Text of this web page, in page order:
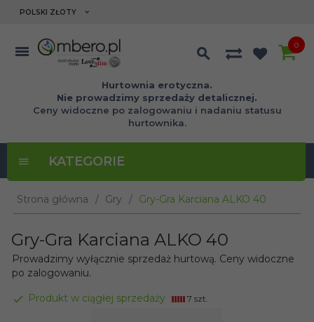
currency_h
POLSKI ZŁOTY
Hurtownia erotyczna.
Nie prowadzimy sprzedaży detalicznej.
Ceny widoczne po zalogowaniu i nadaniu statusu
hurtownika.
0
KATEGORIE
Strona główna Gry Gry-Gra Karciana ALKO 40
Gry-Gra Karciana ALKO 40
Prowadzimy wyłącznie sprzedaż hurtową. Ceny widoczne
po zalogowaniu.
Produkt w ciągłej sprzedaży 7 szt.